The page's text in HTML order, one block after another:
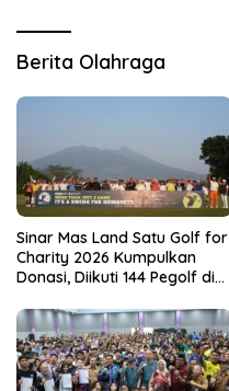
Berita Olahraga
Sinar Mas Land Satu Golf for
Charity 2026 Kumpulkan
Donasi, Diikuti 144 Pegolf di